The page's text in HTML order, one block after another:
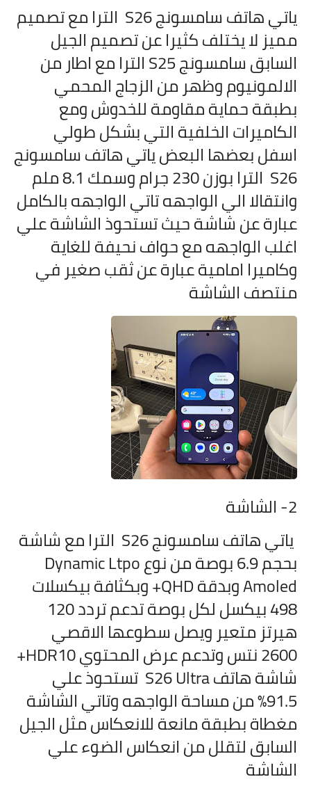
ياتي هاتف
سامسونج S26 الترا مع تصميم
مميز لا يختلف كثيرا عن تصميم الجيل
السابق سامسونج S25 الترا مع اطار من
الالمونيوم وظهر من الزجاج المحمي
بطبقة حماية مقاومة للخدوش ومع
الكاميرات الخلفية التي بشكل طولي
اسفل بعضها البعض ياتي هاتفسامسونج
S26 الترا بوزن 230 جرام وسمك 8.1 ملم
وانتقالا الي الواجهه تاتي الواجهه بالكامل
عبارة عن شاشة حيث تستحوذ الشاشة علي
اغلب الواجهه مع حواف نحيفة للغاية
وكاميرا امامية عبارة عن ثقب صغير في
منتصف الشاشة
2- الشاشة
ياتي هاتف
سامسونج S26 الترا مع شاشة
بحجم 6.9 بوصة من نوع Dynamic Ltpo
Amoled وبدقة QHD+ وبكثافة بيكسلات
498 بيكسل لكل بوصة تدعم تردد 120
هيرتز متعير ويصل سطوعها الاقصي
2600 نتس وتدعم عرض المحتوي HDR10+
شاشة هاتف S26 Ultra تستحوذ علي
91.5% من مساحة الواجهه وتاتي الشاشة
مغطاة بطبقة مانعة للانعكاس مثل الجيل
السابق لتقلل من انعكاس الضوء علي
الشاشة